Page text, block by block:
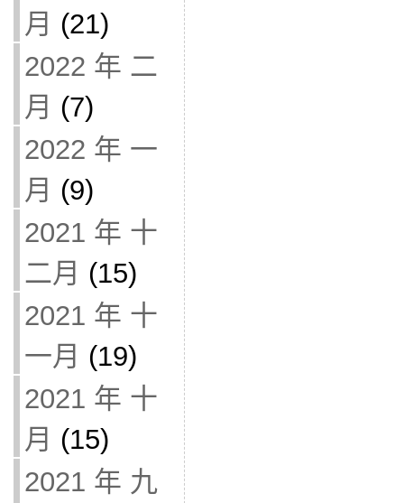
月 (21)
2022 年 二
月 (7)
2022 年 一
月 (9)
2021 年 十
二月 (15)
2021 年 十
一月 (19)
2021 年 十
月 (15)
2021 年 九